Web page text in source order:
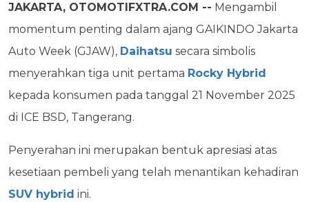
JAKARTA, OTOMOTIFXTRA.COM -- Mengambil
momentum penting dalam ajang GAIKINDO Jakarta
Auto Week (GJAW), Daihatsu secara simbolis
menyerahkan tiga unit pertama Rocky Hybrid
kepada konsumen pada tanggal 21 November 2025
di ICE BSD, Tangerang.
Penyerahan ini merupakan bentuk apresiasi atas
kesetiaan pembeli yang telah menantikan kehadiran
SUV hybrid ini.